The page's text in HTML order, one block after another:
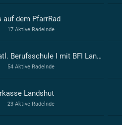
auf dem PfarrRad
17 Aktive Radelnde
Staatl. Berufsschule I mit BFI Landshut
54 Aktive Radelnde
Landshut
23 Aktive Radelnde